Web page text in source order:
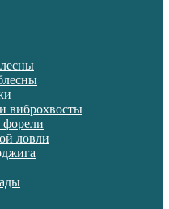
виброхвосты
форели
ловли